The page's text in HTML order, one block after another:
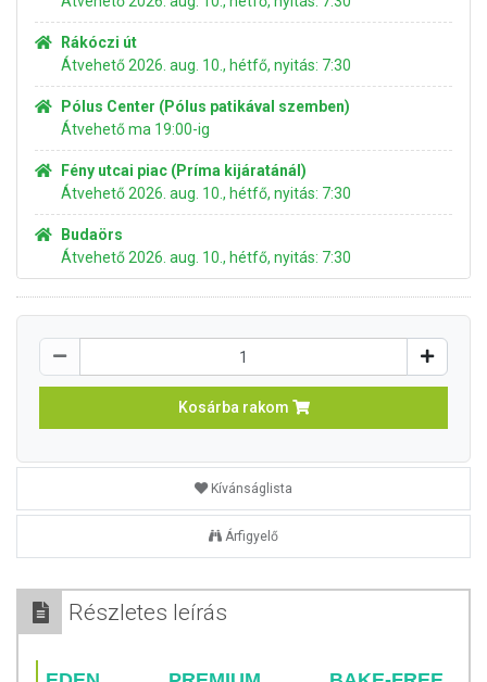
Rákóczi út
Átvehető 2026. aug. 10., hétfő, nyitás: 7:30
Pólus Center (Pólus patikával szemben)
Átvehető ma 19:00-ig
Fény utcai piac (Príma kijáratánál)
Átvehető 2026. aug. 10., hétfő, nyitás: 7:30
Budaörs
Átvehető 2026. aug. 10., hétfő, nyitás: 7:30
Kosárba rakom
Kívánságlista
Árfigyelő
Részletes leírás